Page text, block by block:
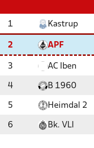
1 Kastrup
2 APF
3 AC Iben
4 B 1960
5 Heimdal 2
6 Bk. VLI